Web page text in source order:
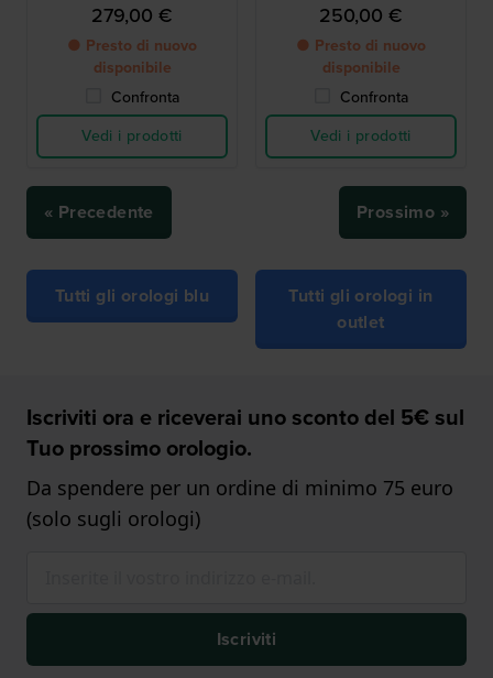
279,00 €
● Presto di nuovo
disponibile
Confronta
Vedi i prodotti
250,00 €
● Presto di nuovo
disponibile
Confronta
Vedi i prodotti
« Precedente Prossimo »
Tutti gli orologi blu
Tutti gli orologi in
outlet
Iscriviti ora e riceverai uno sconto del 5€ sul
Tuo prossimo orologio.
Da spendere per un ordine di minimo 75 euro
(solo sugli orologi)
Iscriviti